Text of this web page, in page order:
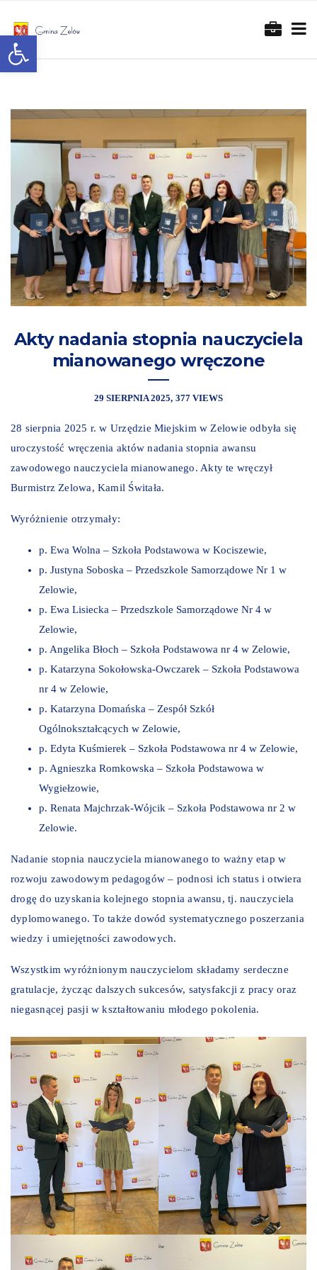
Otwórz pasek narzędzi
Akty nadania stopnia nauczyciela
mianowanego wręczone
29 SIERPNIA 2025 377 VIEWS
28 sierpnia 2025 r. w Urzędzie Miejskim w Zelowie odbyła się
uroczystość wręczenia aktów nadania stopnia awansu
zawodowego nauczyciela mianowanego. Akty te wręczył
Burmistrz Zelowa, Kamil Świtała.
Wyróżnienie otrzymały:
p. Ewa Wolna – Szkoła Podstawowa w Kociszewie,
p. Justyna Soboska – Przedszkole Samorządowe Nr 1 w
Zelowie,
p. Ewa Lisiecka – Przedszkole Samorządowe Nr 4 w
Zelowie,
p. Angelika Błoch – Szkoła Podstawowa nr 4 w Zelowie,
p. Katarzyna Sokołowska-Owczarek – Szkoła Podstawowa
nr 4 w Zelowie,
p. Katarzyna Domańska – Zespół Szkół
Ogólnokształcących w Zelowie,
p. Edyta Kuśmierek – Szkoła Podstawowa nr 4 w Zelowie,
p. Agnieszka Romkowska – Szkoła Podstawowa w
Wygiełzowie,
p. Renata Majchrzak-Wójcik – Szkoła Podstawowa nr 2 w
Zelowie.
Nadanie stopnia nauczyciela mianowanego to ważny etap w
rozwoju zawodowym pedagogów – podnosi ich status i otwiera
drogę do uzyskania kolejnego stopnia awansu, tj. nauczyciela
dyplomowanego. To także dowód systematycznego poszerzania
wiedzy i umiejętności zawodowych.
Wszystkim wyróżnionym nauczycielom składamy serdeczne
gratulacje, życząc dalszych sukcesów, satysfakcji z pracy oraz
niegasnącej pasji w kształtowaniu młodego pokolenia.